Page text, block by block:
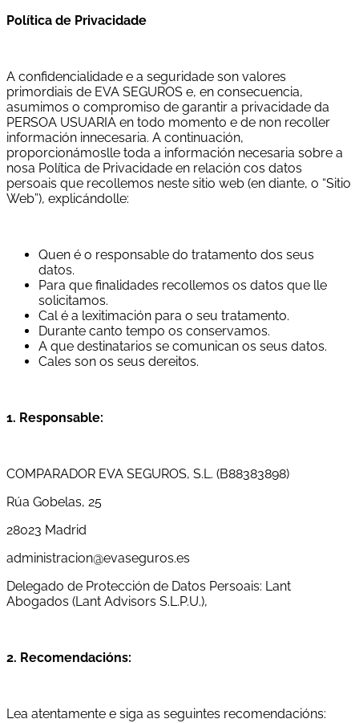
Política de Privacidade
A confidencialidade e a seguridade son valores
primordiais de EVA SEGUROS e, en consecuencia,
asumimos o compromiso de garantir a privacidade da
PERSOA USUARIA en todo momento e de non recoller
información innecesaria. A continuación,
proporcionámoslle toda a información necesaria sobre a
nosa Política de Privacidade en relación cos datos
persoais que recollemos neste sitio web (en diante, o “Sitio
Web”), explicándolle:
Quen é o responsable do tratamento dos seus
datos.
Para que finalidades recollemos os datos que lle
solicitamos.
Cal é a lexitimación para o seu tratamento.
Durante canto tempo os conservamos.
A que destinatarios se comunican os seus datos.
Cales son os seus dereitos.
1. Responsable:
COMPARADOR EVA SEGUROS, S.L. (B88383898)
Rúa Gobelas, 25
28023 Madrid
administracion@evaseguros.es
Delegado de Protección de Datos Persoais: Lant
Abogados (Lant Advisors S.L.P.U.),
2. Recomendacións:
Lea atentamente e siga as seguintes recomendacións: